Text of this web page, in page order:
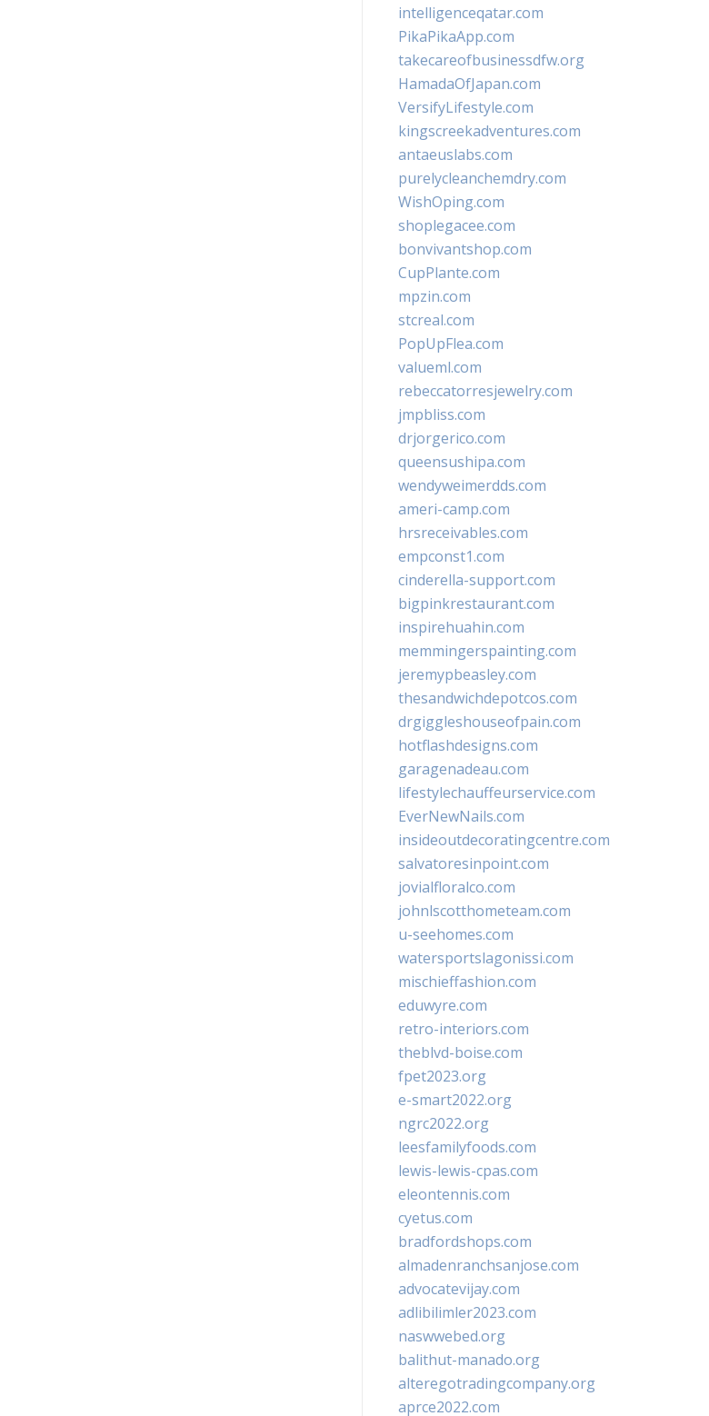
intelligenceqatar.com
PikaPikaApp.com
takecareofbusinessdfw.org
HamadaOfJapan.com
VersifyLifestyle.com
kingscreekadventures.com
antaeuslabs.com
purelycleanchemdry.com
WishOping.com
shoplegacee.com
bonvivantshop.com
CupPlante.com
mpzin.com
stcreal.com
PopUpFlea.com
valueml.com
rebeccatorresjewelry.com
jmpbliss.com
drjorgerico.com
queensushipa.com
wendyweimerdds.com
ameri-camp.com
hrsreceivables.com
empconst1.com
cinderella-support.com
bigpinkrestaurant.com
inspirehuahin.com
memmingerspainting.com
jeremypbeasley.com
thesandwichdepotcos.com
drgiggleshouseofpain.com
hotflashdesigns.com
garagenadeau.com
lifestylechauffeurservice.com
EverNewNails.com
insideoutdecoratingcentre.com
salvatoresinpoint.com
jovialfloralco.com
johnlscotthometeam.com
u-seehomes.com
watersportslagonissi.com
mischieffashion.com
eduwyre.com
retro-interiors.com
theblvd-boise.com
fpet2023.org
e-smart2022.org
ngrc2022.org
leesfamilyfoods.com
lewis-lewis-cpas.com
eleontennis.com
cyetus.com
bradfordshops.com
almadenranchsanjose.com
advocatevijay.com
adlibilimler2023.com
naswwebed.org
balithut-manado.org
alteregotradingcompany.org
aprce2022.com